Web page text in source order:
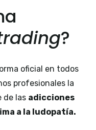
?
oficial en todos
profesionales la
de las adicciones
a la ludopatía.